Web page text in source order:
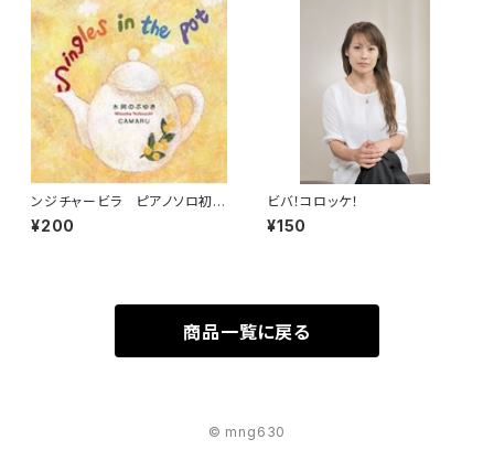
ンジチャービラ ピアノソロ初
級
¥200
ビバ！コロッケ！
¥150
商品一覧に戻る
© mng630